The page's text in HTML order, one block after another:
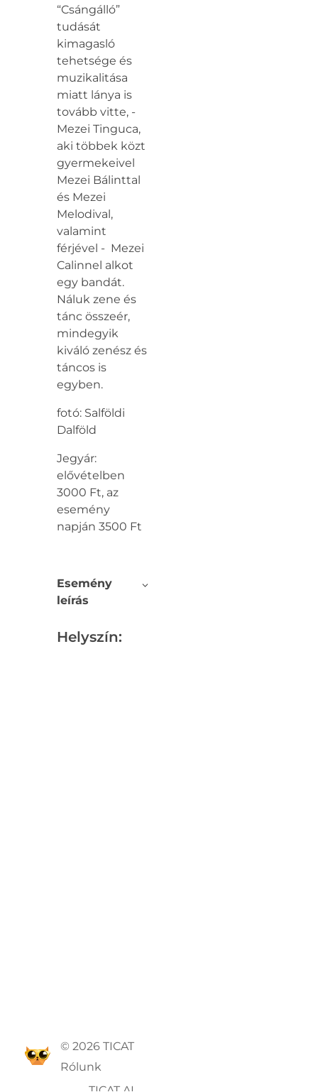
“Csángálló”
tudását
kimagasló
tehetsége és
muzikalitása
miatt lánya is
tovább vitte, -
Mezei Tinguca,
aki többek közt
gyermekeivel
Mezei Bálinttal
és Mezei
Melodival,
valamint
férjével - Mezei
Calinnel alkot
egy bandát.
Náluk zene és
tánc összeér,
mindegyik
kiváló zenész és
táncos is
egyben.
fotó: Salföldi
Dalföld
Jegyár:
elővételben
3000 Ft, az
esemény
napján 3500 Ft
Esemény
leírás
Helyszín:
© 2026 TICAT
Rólunk